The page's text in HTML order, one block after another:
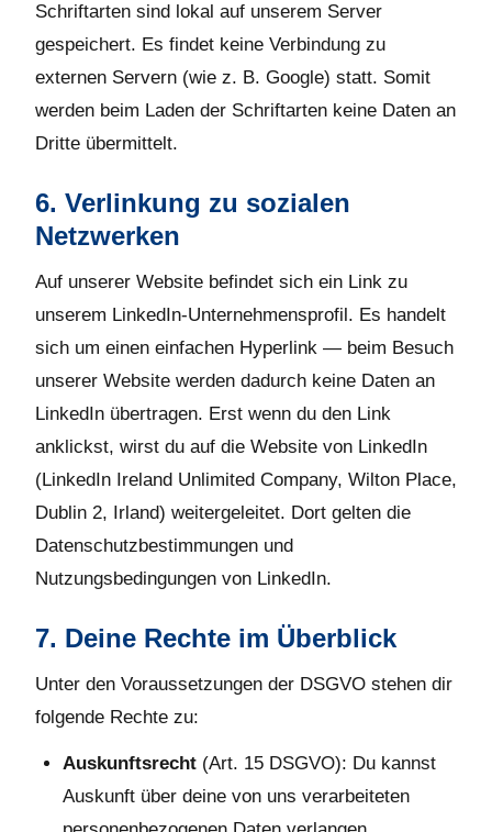
Schriftarten sind lokal auf unserem Server
gespeichert. Es findet keine Verbindung zu
externen Servern (wie z. B. Google) statt. Somit
werden beim Laden der Schriftarten keine Daten an
Dritte übermittelt.
6. Verlinkung zu sozialen
Netzwerken
Auf unserer Website befindet sich ein Link zu
unserem LinkedIn-Unternehmensprofil. Es handelt
sich um einen einfachen Hyperlink — beim Besuch
unserer Website werden dadurch keine Daten an
LinkedIn übertragen. Erst wenn du den Link
anklickst, wirst du auf die Website von LinkedIn
(LinkedIn Ireland Unlimited Company, Wilton Place,
Dublin 2, Irland) weitergeleitet. Dort gelten die
Datenschutzbestimmungen und
Nutzungsbedingungen von LinkedIn.
7. Deine Rechte im Überblick
Unter den Voraussetzungen der DSGVO stehen dir
folgende Rechte zu:
Auskunftsrecht (Art. 15 DSGVO): Du kannst
Auskunft über deine von uns verarbeiteten